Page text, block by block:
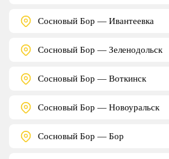
Сосновый Бор — Ивантеевка
Сосновый Бор — Зеленодольск
Сосновый Бор — Воткинск
Сосновый Бор — Новоуральск
Сосновый Бор — Бор